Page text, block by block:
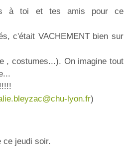
à toi et tes amis pour ce
c'était VACHEMENT bien sur
, costumes...). On imagine tout
lyon.fr)
ce jeudi soir.